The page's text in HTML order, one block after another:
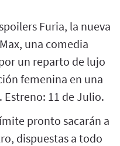
Furia, la nueva
una comedia
un reparto de lujo
femenina en una
11 de Julio.
pronto sacarán a
dispuestas a todo